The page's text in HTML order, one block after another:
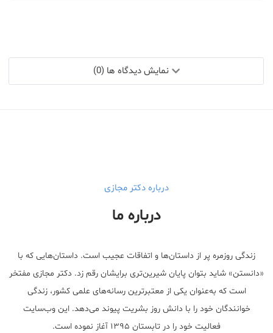
نمایش دیدگاه ها (0)
درباره دکتر مجازی
درباره ما
زندگی روزمره پر از داستان‌ها و اتفاقات عجیب است. داستان‌هایی که با
«دانستن» شاید بتوان پایان شیرین‌تری برایشان رقم زد. دکتر مجازی مفتخر
است که به‌عنوان یکی از معتبر‌ترین رسانه‌های علمی کشور، زندگی
خوانندگان خود را با دانش روز بشریت پیوند می‌دهد. این وب‌سایت
فعالیت خود را در تابستان ۱۳۹۵ آغاز نموده است.